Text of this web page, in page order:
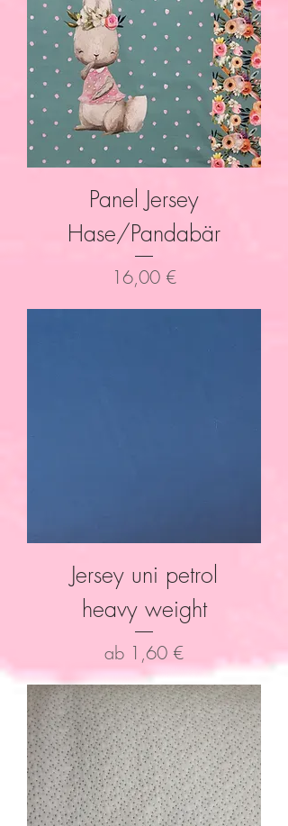
Panel Jersey
Hase/Pandabär
Preis
16,00 €
Jersey uni petrol
heavy weight
ab 1,60 €
Sale-Preis